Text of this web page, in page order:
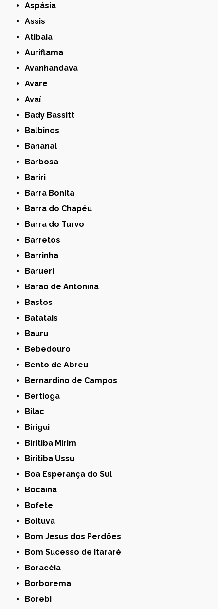
Aspásia
Assis
Atibaia
Auriflama
Avanhandava
Avaré
Avaí
Bady Bassitt
Balbinos
Bananal
Barbosa
Bariri
Barra Bonita
Barra do Chapéu
Barra do Turvo
Barretos
Barrinha
Barueri
Barão de Antonina
Bastos
Batatais
Bauru
Bebedouro
Bento de Abreu
Bernardino de Campos
Bertioga
Bilac
Birigui
Biritiba Mirim
Biritiba Ussu
Boa Esperança do Sul
Bocaina
Bofete
Boituva
Bom Jesus dos Perdões
Bom Sucesso de Itararé
Boracéia
Borborema
Borebi